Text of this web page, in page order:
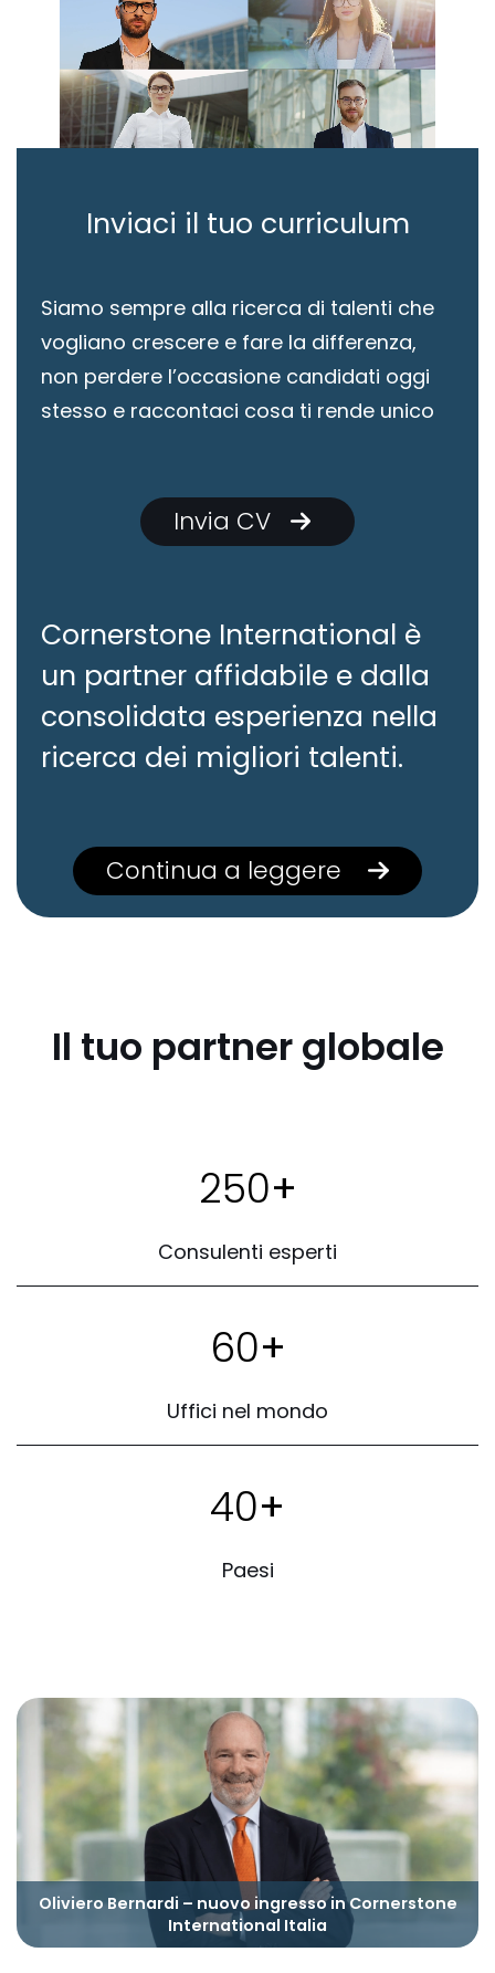
Inviaci il tuo curriculum
Siamo sempre alla ricerca di talenti che
vogliano crescere e fare la differenza,
non perdere l’occasione candidati oggi
stesso e raccontaci cosa ti rende unico
Invia CV
Cornerstone International è
un partner affidabile e dalla
consolidata esperienza nella
ricerca dei migliori talenti.
Continua a leggere
Il tuo partner globale
250+
Consulenti esperti
60+
Uffici nel mondo
40+
Paesi
Oliviero Bernardi – nuovo ingresso in Cornerstone
International Italia